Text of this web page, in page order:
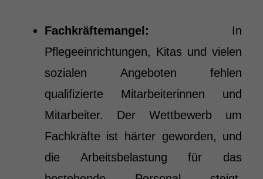
Fachkräftemangel: In
Pflegeeinrichtungen, Kitas und vielen
sozialen Angeboten fehlen
qualifizierte Mitarbeiterinnen und
Mitarbeiter. Der Wettbewerb um
Fachkräfte ist härter geworden, und
die Arbeitsbelastung für das